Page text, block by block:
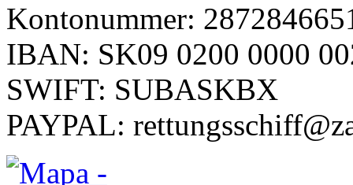
Kontonummer:
IBAN: SK09 0200 0000
SWIFT: SUBASKBX
PAYPAL: